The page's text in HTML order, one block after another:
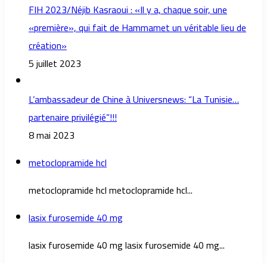
FIH 2023/Néjib Kasraoui : «Il y a, chaque soir, une
«première», qui fait de Hammamet un véritable lieu de
création»
5 juillet 2023
L’ambassadeur de Chine à Universnews: “La Tunisie…
partenaire privilégié”!!!
8 mai 2023
metoclopramide hcl
metoclopramide hcl metoclopramide hcl...
lasix furosemide 40 mg
lasix furosemide 40 mg lasix furosemide 40 mg...